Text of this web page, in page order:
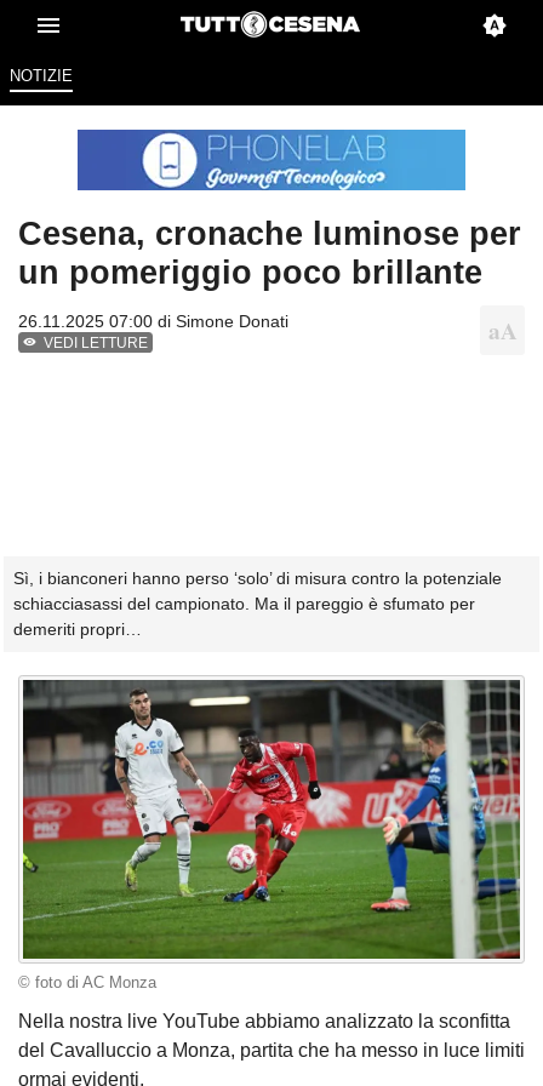
NOTIZIE
Cesena, cronache luminose per
un pomeriggio poco brillante
26.11.2025 07:00 di Simone Donati
VEDI LETTURE
Sì, i bianconeri hanno perso ‘solo’ di misura contro la potenziale
schiacciasassi del campionato. Ma il pareggio è sfumato per
demeriti propri…
© foto di AC Monza
Nella nostra live YouTube abbiamo analizzato la sconfitta
del Cavalluccio a Monza, partita che ha messo in luce limiti
ormai evidenti.